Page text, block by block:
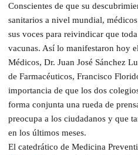
Conscientes de que su
sanitarios a nivel mundial,
sus voces para reivindicar que
vacunas. Así lo manifestaron hoy
Médicos, Dr. Juan José Sánchez
de Farmacéuticos, Francisco
importancia de que los dos
forma conjunta una rueda de
preocupa a los ciudadanos y que
en los últimos meses.
El catedrático de Medicina